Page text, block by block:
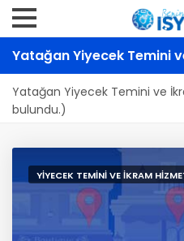
Yatağan Yiyecek Temini
Yatağan Yiyecek Temini ve
bulundu.)
YIYECEK TEMINI VE İKRAM